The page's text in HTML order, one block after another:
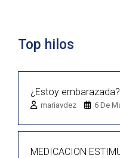
Top hilos
¿Estoy
mariavdez 6 De
MEDICACION